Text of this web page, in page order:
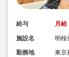
給与 月給
施設名
明桜
勤務地
東京